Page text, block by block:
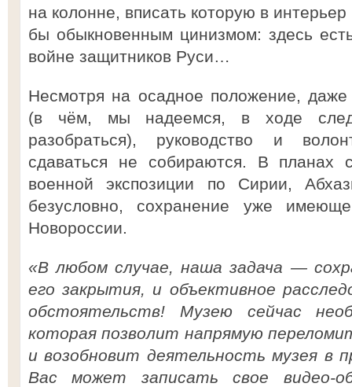
на колонне, вписать которую в
бы обыкновенным цинизмом: здесь
войне защитников Руси…
Несмотря на осадное положение, даже
(в чём, мы надеемся, в ходе
разобраться), руководство и
сдаваться не собираются. В планах
военной экспозиции по Сирии,
безусловно, сохранение уже
Новороссии.
«В любом случае, наша задача —
его закрытия, и объективное
обстоятельств! Музею сейчас
которая позволит напрямую
и возобновит деятельность музея в
Вас может записать свое видео-